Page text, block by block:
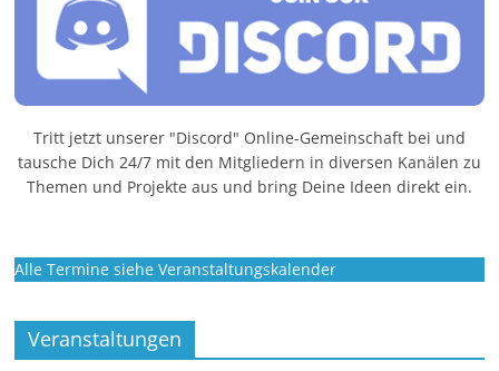
Tritt jetzt unserer "Discord" Online-Gemeinschaft bei und
tausche Dich 24/7 mit den Mitgliedern in diversen Kanälen zu
Themen und Projekte aus und bring Deine Ideen direkt ein.
Alle Termine siehe Veranstaltungskalender
Veranstaltungen